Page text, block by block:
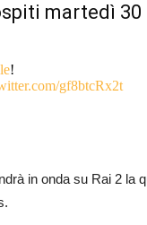
martedì
!
gf8btcRx2t
in onda su Rai 2 la